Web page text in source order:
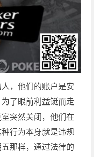
，他们的账户是安
了眼前利益铤而走
突然关闭，他们在
行为本身就是违规
那样，通过法律的